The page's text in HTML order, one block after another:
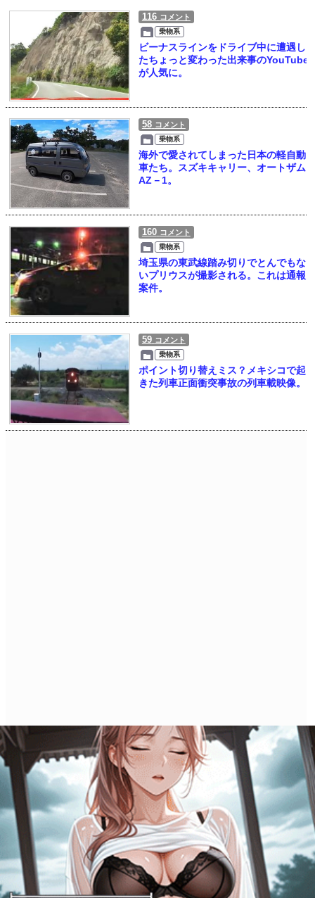
116 コメント
乗物系
ビーナスラインをドライブ中に遭遇し
たちょっと変わった出来事のYouTube
が人気に。
58 コメント
乗物系
海外で愛されてしまった日本の軽自動
車たち。スズキキャリー、オートザム
AZ－1。
160 コメント
乗物系
埼玉県の東武線踏み切りでとんでもな
いプリウスが撮影される。これは通報
案件。
59 コメント
乗物系
ポイント切り替えミス？メキシコで起
きた列車正面衝突事故の列車載映像。